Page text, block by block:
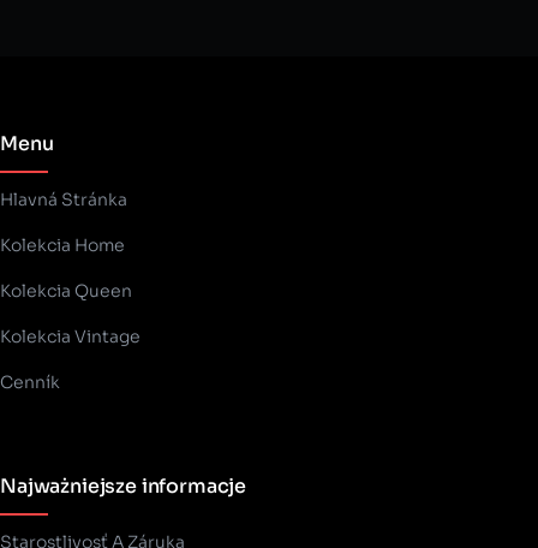
Menu
Hlavná Stránka
Kolekcia Home
Kolekcia Queen
Kolekcia Vintage
Cenník
Najważniejsze informacje
Starostlivosť A Záruka